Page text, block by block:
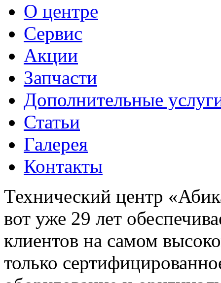
О центре
Сервис
Акции
Запчасти
Дополнительные
Статьи
Галерея
Контакты
Технический центр
вот уже 29 лет
клиентов на самом
только